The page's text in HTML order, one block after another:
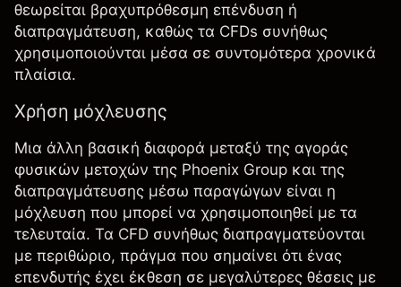
θεωρείται βραχυπρόθεσμη επένδυση ή
διαπραγμάτευση, καθώς τα CFDs συνήθως
χρησιμοποιούνται μέσα σε συντομότερα χρονικά
πλαίσια.
Χρήση μόχλευσης
Μια άλλη βασική διαφορά μεταξύ της αγοράς
φυσικών μετοχών της Phoenix Group και της
διαπραγμάτευσης μέσω παραγώγων είναι η
μόχλευση που μπορεί να χρησιμοποιηθεί με τα
τελευταία. Τα CFD συνήθως διαπραγματεύονται
με περιθώριο, πράγμα που σημαίνει ότι ένας
επενδυτής έχει έκθεση σε μεγαλύτερες θέσεις με